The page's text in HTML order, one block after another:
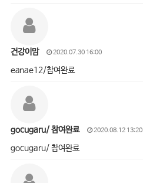
건강이맘 2020.07.30 16:00
eanae12/참여완료
gocugaru/ 참여완료 2020.08.12 13:20
gocugaru/ 참여완료